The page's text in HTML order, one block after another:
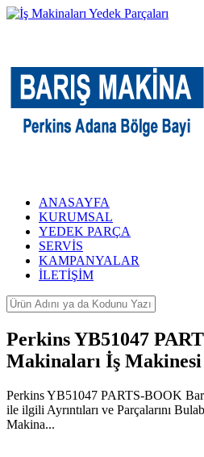
ANASAYFA
KURUMSAL
YEDEK PARÇA
SERVİS
KAMPANYALAR
İLETİŞİM
Perkins YB51047
Makinaları İş Makinesi
Perkins YB51047 PARTS-BOOK
ile ilgili Ayrıntıları ve Parçalarını
Makina...